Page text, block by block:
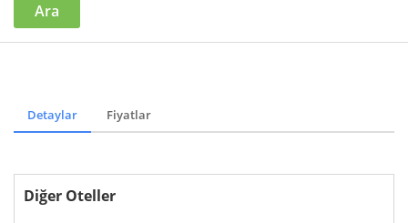
Ara
Detaylar Fiyatlar
Diğer Oteller